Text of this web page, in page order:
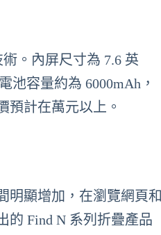
。內屏尺寸為 7.6 英
池容量約為 6000mAh，
預計在萬元以上。
明顯增加，在瀏覽網頁和
的 Find N 系列折疊產品